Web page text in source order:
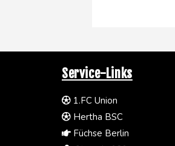
Service-Links
1.FC Union
Hertha BSC
Füchse Berlin